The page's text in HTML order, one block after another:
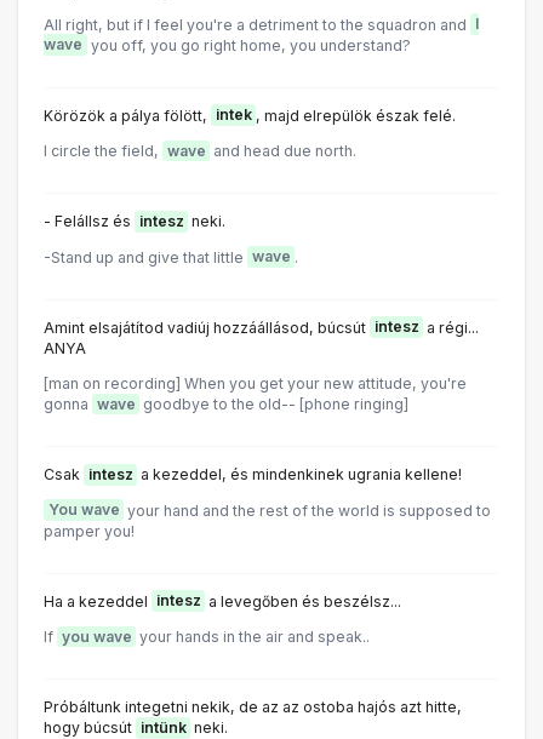
All right, but if I feel you're a detriment to the squadron and I
wave you off, you go right home, you understand?
Körözök a pálya fölött, intek , majd elrepülök észak felé.
I circle the field, wave and head due north.
- Felállsz és intesz neki.
-Stand up and give that little wave .
Amint elsajátítod vadiúj hozzáállásod, búcsút intesz a régi...
ANYA
[man on recording] When you get your new attitude, you're
gonna wave goodbye to the old-- [phone ringing]
Csak intesz a kezeddel, és mindenkinek ugrania kellene!
You wave your hand and the rest of the world is supposed to
pamper you!
Ha a kezeddel intesz a levegőben és beszélsz...
If you wave your hands in the air and speak..
Próbáltunk integetni nekik, de az az ostoba hajós azt hitte,
hogy búcsút intünk neki.